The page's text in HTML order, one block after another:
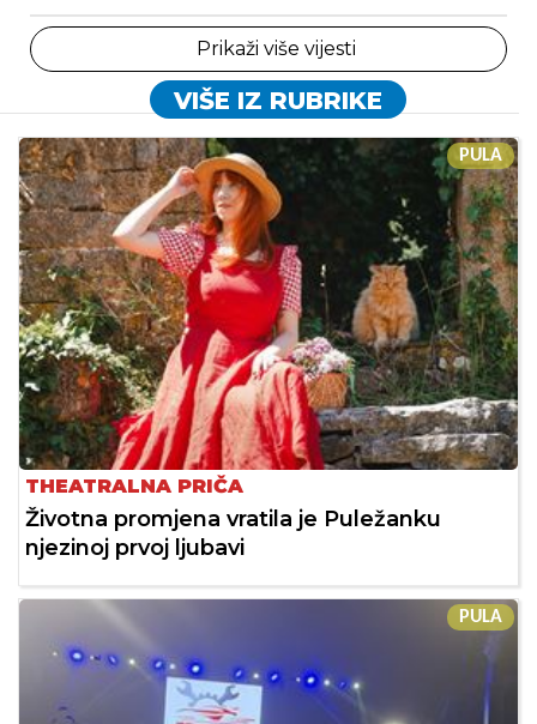
Prikaži više vijesti
VIŠE IZ RUBRIKE
PULA
THEATRALNA PRIČA
Životna promjena vratila je Puležanku
njezinoj prvoj ljubavi
PULA